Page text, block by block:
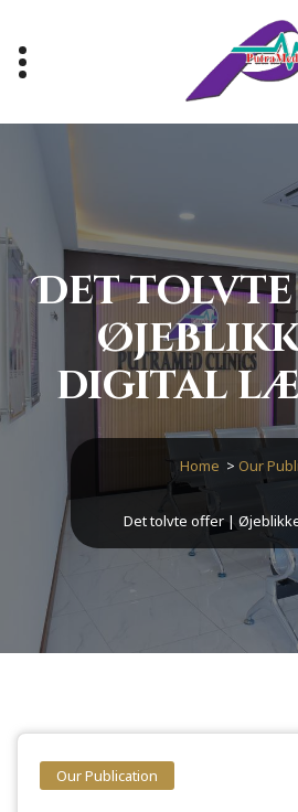
content
Det
digital
Home > Our
Det tolvte offer |
Our Publication